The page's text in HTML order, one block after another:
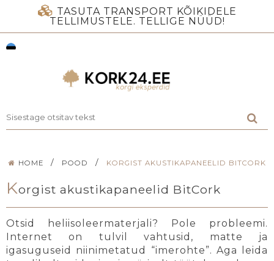
TASUTA TRANSPORT KÕIKIDELE
TELLIMUSTELE. TELLIGE NÜÜD!
HOME / POOD / KORGIST AKUSTIKAPANEELID BITCORK
Korgist akustikapaneelid BitCork
Otsid heliisoleermaterjali? Pole probleemi.
Internet on tulvil vahtusid, matte ja
igasuguseid niinimetatud “imerohte”. Aga leida